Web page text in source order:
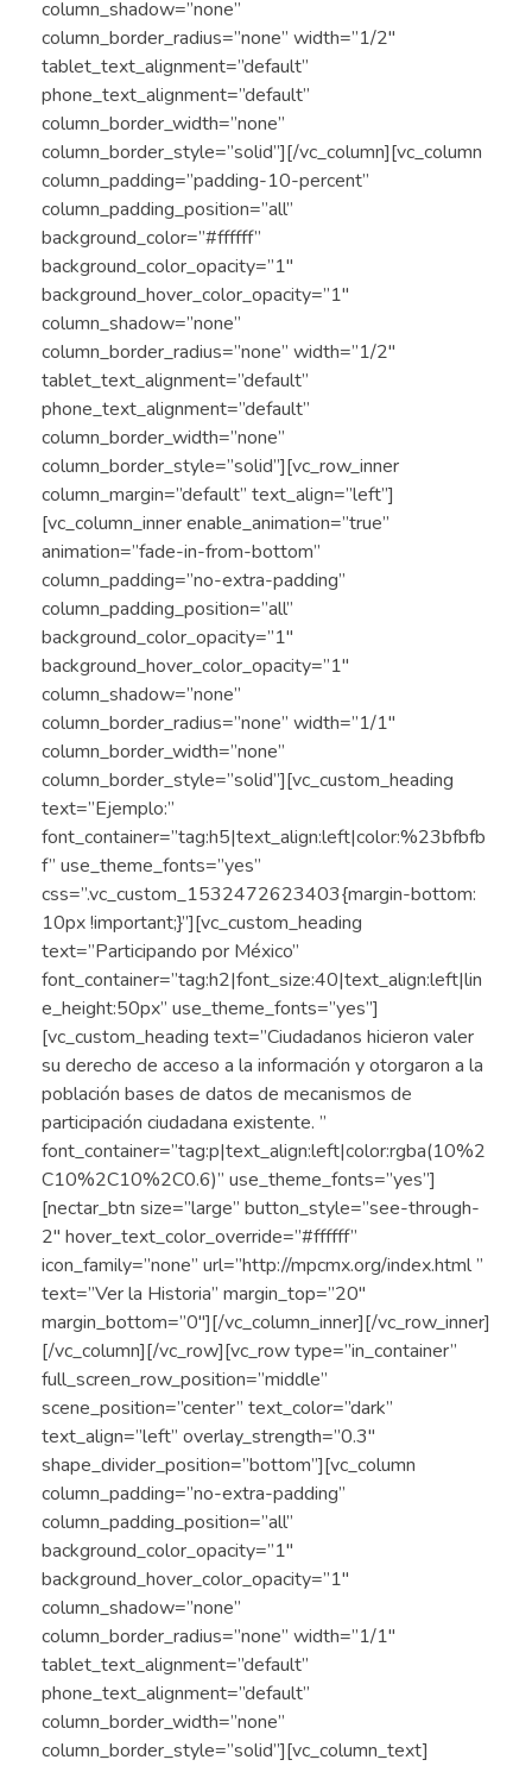
column_shadow=”none”
column_border_radius=”none” width=”1/2″
tablet_text_alignment=”default”
phone_text_alignment=”default”
column_border_width=”none”
column_border_style=”solid”][/vc_column][vc_column
column_padding=”padding-10-percent”
column_padding_position=”all”
background_color=”#ffffff”
background_color_opacity=”1″
background_hover_color_opacity=”1″
column_shadow=”none”
column_border_radius=”none” width=”1/2″
tablet_text_alignment=”default”
phone_text_alignment=”default”
column_border_width=”none”
column_border_style=”solid”][vc_row_inner
column_margin=”default” text_align=”left”]
[vc_column_inner enable_animation=”true”
animation=”fade-in-from-bottom”
column_padding=”no-extra-padding”
column_padding_position=”all”
background_color_opacity=”1″
background_hover_color_opacity=”1″
column_shadow=”none”
column_border_radius=”none” width=”1/1″
column_border_width=”none”
column_border_style=”solid”][vc_custom_heading
text=”Ejemplo:”
font_container=”tag:h5|text_align:left|color:%23bfbfb
f” use_theme_fonts=”yes”
css=”.vc_custom_1532472623403{margin-bottom:
10px !important;}”][vc_custom_heading
text=”Participando por México”
font_container=”tag:h2|font_size:40|text_align:left|lin
e_height:50px” use_theme_fonts=”yes”]
[vc_custom_heading text=”Ciudadanos hicieron valer
su derecho de acceso a la información y otorgaron a la
población bases de datos de mecanismos de
participación ciudadana existente. ”
font_container=”tag:p|text_align:left|color:rgba(10%2
C10%2C10%2C0.6)” use_theme_fonts=”yes”]
[nectar_btn size=”large” button_style=”see-through-
2″ hover_text_color_override=”#ffffff”
icon_family=”none” url=”http://mpcmx.org/index.html ”
text=”Ver la Historia” margin_top=”20″
margin_bottom=”0″][/vc_column_inner][/vc_row_inner]
[/vc_column][/vc_row][vc_row type=”in_container”
full_screen_row_position=”middle”
scene_position=”center” text_color=”dark”
text_align=”left” overlay_strength=”0.3″
shape_divider_position=”bottom”][vc_column
column_padding=”no-extra-padding”
column_padding_position=”all”
background_color_opacity=”1″
background_hover_color_opacity=”1″
column_shadow=”none”
column_border_radius=”none” width=”1/1″
tablet_text_alignment=”default”
phone_text_alignment=”default”
column_border_width=”none”
column_border_style=”solid”][vc_column_text]